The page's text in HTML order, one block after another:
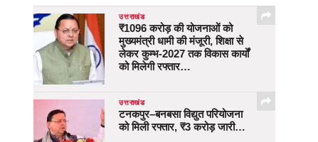
उत्तराखंड
₹1096 करोड़ की योजनाओं को
मुख्यमंत्री धामी की मंजूरी, शिक्षा से
लेकर कुम्भ-2027 तक विकास कार्यों
को मिलेगी रफ्तार…
उत्तराखंड
टनकपुर–बनबसा विद्युत परियोजना
को मिली रफ्तार, ₹3 करोड़ जारी…